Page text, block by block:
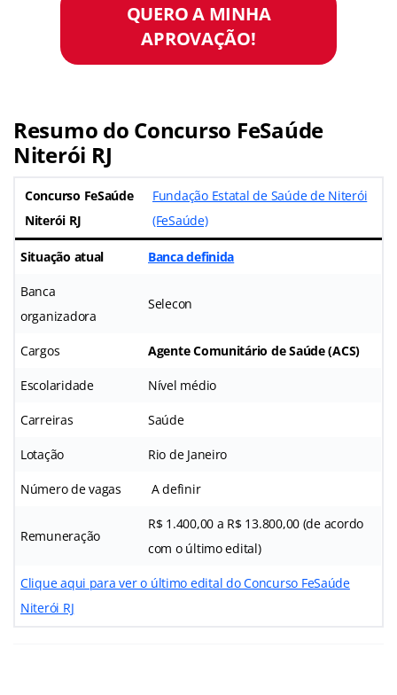
QUERO A MINHA
APROVAÇÃO!
Resumo do Concurso FeSaúde
Niterói RJ
Concurso FeSaúde
Niterói RJ
Fundação Estatal de Saúde de Niterói
(FeSaúde)
Situação atual Banca definida
Banca
organizadora
Selecon
Cargos Agente Comunitário de Saúde (ACS)
Escolaridade Nível médio
Carreiras Saúde
Lotação Rio de Janeiro
Número de vagas A definir
Remuneração
R$ 1.400,00 a R$ 13.800,00 (de acordo
com o último edital)
Clique aqui para ver o último edital do Concurso FeSaúde
Niterói RJ